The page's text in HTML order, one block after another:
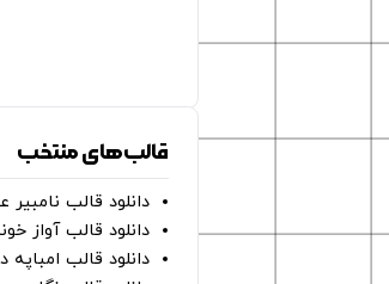
قالب‌های منتخب
دانلود قالب
دانلود قالب آواز
دانلود قالب امباپه